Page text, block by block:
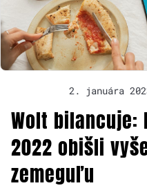
2. januára
Wolt bilancuje:
2022 obišli
zemeguľu